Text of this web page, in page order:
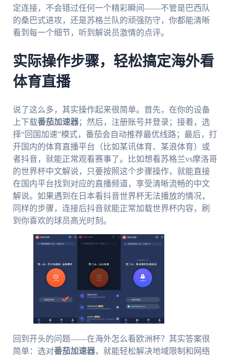
定连接，不会错过任何一个精彩瞬间——不管是巴西队
的桑巴式进攻，还是苏格兰队的顽强防守，你都能清晰
看到每一个细节，听到解说员激情的点评。
实际操作步骤，轻松搞定海外看
体育直播
说了这么多，其实操作起来很简单。首先，在你的设备
上下载番茄加速器；然后，注册账号并登录；接着，选
择“回国加速”模式，番茄会自动推荐最优线路；最后，打
开国内的体育直播平台（比如某讯体育、某浪体育）或
者抖音，就能正常观看赛事了。比如想看苏格兰vs摩洛哥
的世界杯中文解说，只要按照这个步骤操作，就能直接
在国内平台找到对应的直播频道，享受清晰流畅的中文
解说。如果遇到在日本看抖音世界杯无法播放的情况，
同样的步骤，连接后抖音就能正常加载世界杯内容，刷
到你喜欢的球员高光时刻。
回到开头的问题——在海外怎么看欧洲杯？其实答案很
简单：选对番茄加速器，就能轻松解决地域限制和网络